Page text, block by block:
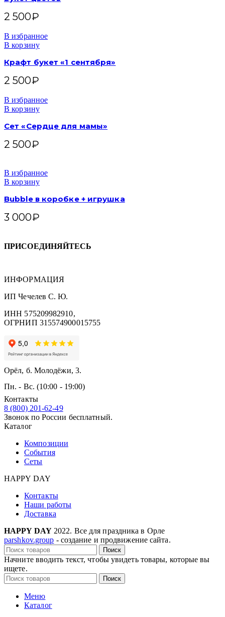
2 500₽
В избранное
В корзину
Крафт букет «1 сентября»
2 500₽
В избранное
В корзину
Сет «Сердце для мамы»
2 500₽
В избранное
В корзину
Bubble в коробке + игрушка
3 000₽
ПРИСОЕДИНЯЙТЕСЬ
ИНФОРМАЦИЯ
ИП Чечелев С. Ю.
ИНН 575209982910,
ОГРНИП 315574900015755
Орёл, б. Молодёжи, 3.
Пн. - Вс. (10:00 - 19:00)
Контакты
8 (800) 201-62-49
Звонок по России бесплатный.
Каталог
Композиции
События
Сеты
HAPPY DAY
Контакты
Наши работы
Доставка
HAPPY DAY 2022. Все для праздника в Орле
parshkov.group - создание и продвижение сайта.
Поиск
Начните вводить текст, чтобы увидеть товары, которые вы
ищете.
Поиск
Меню
Каталог